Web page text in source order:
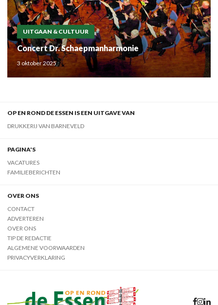
UITGAAN & CULTUUR
Concert Dr. Schaepmanharmonie
3 oktober 2025
OP EN ROND DE ESSEN IS EEN UITGAVE VAN
DRUKKERIJ VAN BARNEVELD
PAGINA'S
VACATURES
FAMILIEBERICHTEN
OVER ONS
CONTACT
ADVERTEREN
OVER ONS
TIP DE REDACTIE
ALGEMENE VOORWAARDEN
PRIVACYVERKLARING